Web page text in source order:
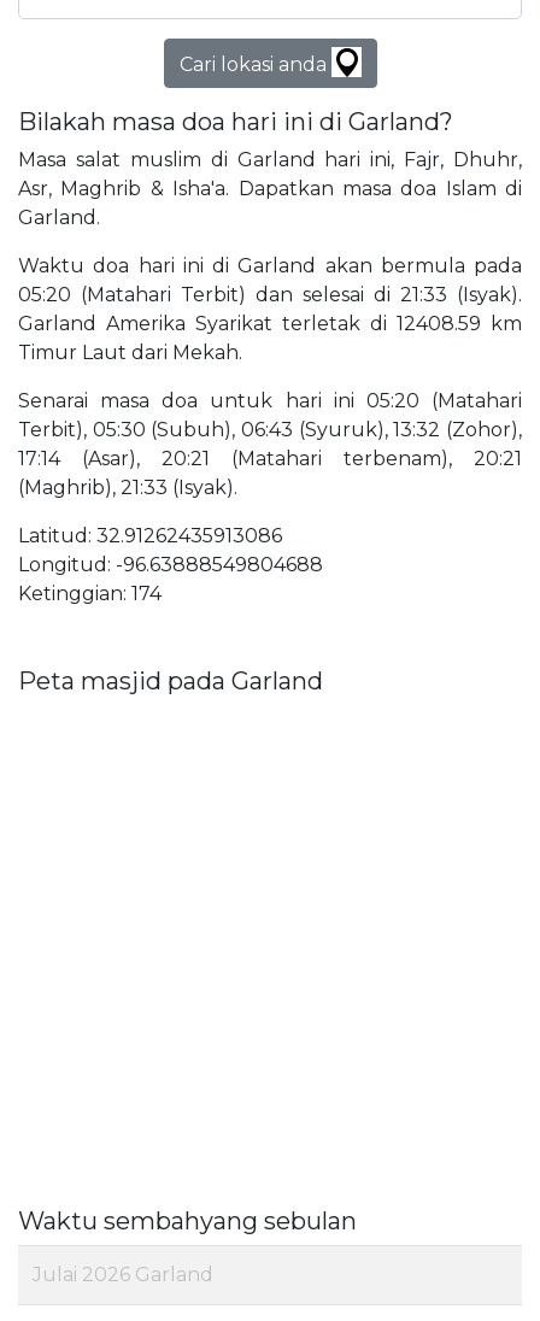
Cari lokasi anda
Bilakah masa doa hari ini di Garland?
Masa salat muslim di Garland hari ini, Fajr, Dhuhr,
Asr, Maghrib & Isha'a. Dapatkan masa doa Islam di
Garland.
Waktu doa hari ini di Garland akan bermula pada
05:20 (Matahari Terbit) dan selesai di 21:33 (Isyak).
Garland Amerika Syarikat terletak di 12408.59 km
Timur Laut dari Mekah.
Senarai masa doa untuk hari ini 05:20 (Matahari
Terbit), 05:30 (Subuh), 06:43 (Syuruk), 13:32 (Zohor),
17:14 (Asar), 20:21 (Matahari terbenam), 20:21
(Maghrib), 21:33 (Isyak).
Latitud: 32.91262435913086
Longitud: -96.63888549804688
Ketinggian: 174
Peta masjid pada Garland
Waktu sembahyang sebulan
Julai 2026 Garland